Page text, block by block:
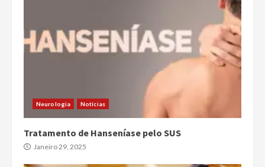
Neurologia Notícias
Tratamento de Hanseníase pelo SUS
Janeiro 29, 2025